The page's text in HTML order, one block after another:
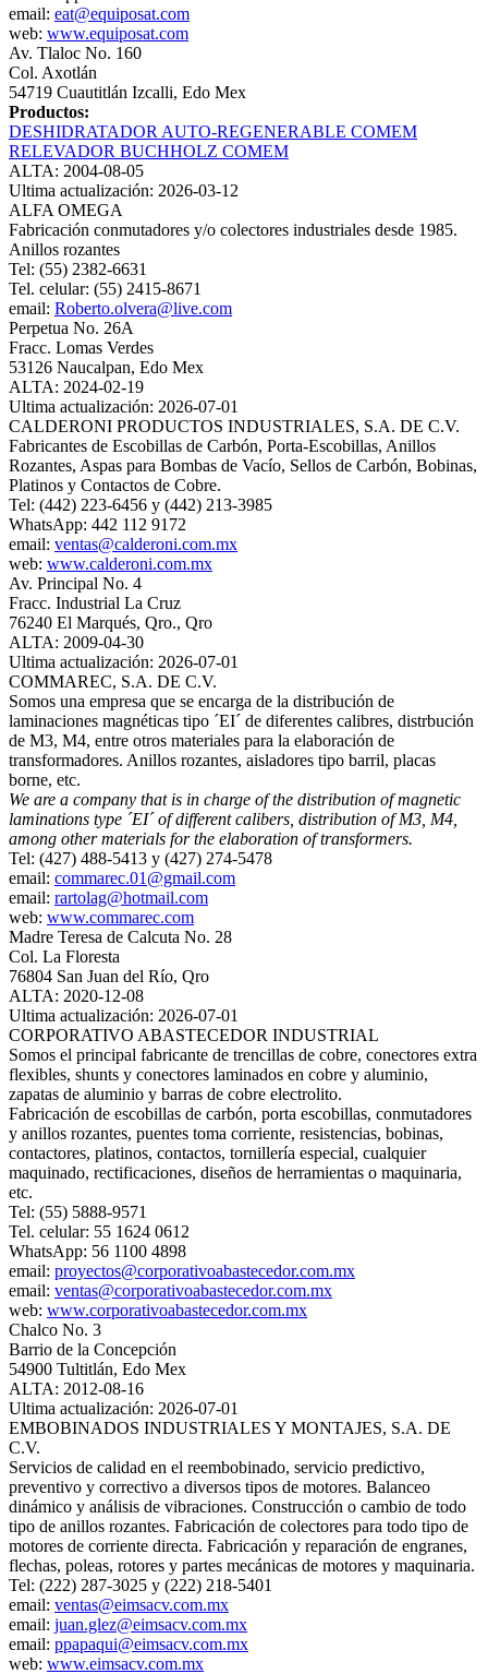
email: eat@equiposat.com
web: www.equiposat.com
Av. Tlaloc No. 160
Col. Axotlán
54719 Cuautitlán Izcalli, Edo Mex
Productos:
DESHIDRATADOR AUTO-REGENERABLE COMEM
RELEVADOR BUCHHOLZ COMEM
ALTA: 2004-08-05
Ultima actualización: 2026-03-12
ALFA OMEGA
Fabricación conmutadores y/o colectores industriales desde 1985.
Anillos rozantes
Tel: (55) 2382-6631
Tel. celular: (55) 2415-8671
email: Roberto.olvera@live.com
Perpetua No. 26A
Fracc. Lomas Verdes
53126 Naucalpan, Edo Mex
ALTA: 2024-02-19
Ultima actualización: 2026-07-01
CALDERONI PRODUCTOS INDUSTRIALES, S.A. DE C.V.
Fabricantes de Escobillas de Carbón, Porta-Escobillas, Anillos
Rozantes, Aspas para Bombas de Vacío, Sellos de Carbón, Bobinas,
Platinos y Contactos de Cobre.
Tel: (442) 223-6456 y (442) 213-3985
WhatsApp: 442 112 9172
email: ventas@calderoni.com.mx
web: www.calderoni.com.mx
Av. Principal No. 4
Fracc. Industrial La Cruz
76240 El Marqués, Qro., Qro
ALTA: 2009-04-30
Ultima actualización: 2026-07-01
COMMAREC, S.A. DE C.V.
Somos una empresa que se encarga de la distribución de
laminaciones magnéticas tipo ´EI´ de diferentes calibres, distrbución
de M3, M4, entre otros materiales para la elaboración de
transformadores. Anillos rozantes, aisladores tipo barril, placas
borne, etc.
We are a company that is in charge of the distribution of magnetic
laminations type ´EI´ of different calibers, distribution of M3, M4,
among other materials for the elaboration of transformers.
Tel: (427) 488-5413 y (427) 274-5478
email: commarec.01@gmail.com
email: rartolag@hotmail.com
web: www.commarec.com
Madre Teresa de Calcuta No. 28
Col. La Floresta
76804 San Juan del Río, Qro
ALTA: 2020-12-08
Ultima actualización: 2026-07-01
CORPORATIVO ABASTECEDOR INDUSTRIAL
Somos el principal fabricante de trencillas de cobre, conectores extra
flexibles, shunts y conectores laminados en cobre y aluminio,
zapatas de aluminio y barras de cobre electrolito.
Fabricación de escobillas de carbón, porta escobillas, conmutadores
y anillos rozantes, puentes toma corriente, resistencias, bobinas,
contactores, platinos, contactos, tornillería especial, cualquier
maquinado, rectificaciones, diseños de herramientas o maquinaria,
etc.
Tel: (55) 5888-9571
Tel. celular: 55 1624 0612
WhatsApp: 56 1100 4898
email: proyectos@corporativoabastecedor.com.mx
email: ventas@corporativoabastecedor.com.mx
web: www.corporativoabastecedor.com.mx
Chalco No. 3
Barrio de la Concepción
54900 Tultitlán, Edo Mex
ALTA: 2012-08-16
Ultima actualización: 2026-07-01
EMBOBINADOS INDUSTRIALES Y MONTAJES, S.A. DE
C.V.
Servicios de calidad en el reembobinado, servicio predictivo,
preventivo y correctivo a diversos tipos de motores. Balanceo
dinámico y análisis de vibraciones. Construcción o cambio de todo
tipo de anillos rozantes. Fabricación de colectores para todo tipo de
motores de corriente directa. Fabricación y reparación de engranes,
flechas, poleas, rotores y partes mecánicas de motores y maquinaria.
Tel: (222) 287-3025 y (222) 218-5401
email: ventas@eimsacv.com.mx
email: juan.glez@eimsacv.com.mx
email: ppapaqui@eimsacv.com.mx
web: www.eimsacv.com.mx